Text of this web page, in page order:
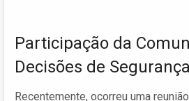
Participação da
Decisões de Segurança
Recentemente, ocorreu uma